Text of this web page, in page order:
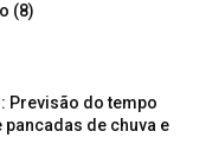
(8)
Previsão do tempo
de chuva e